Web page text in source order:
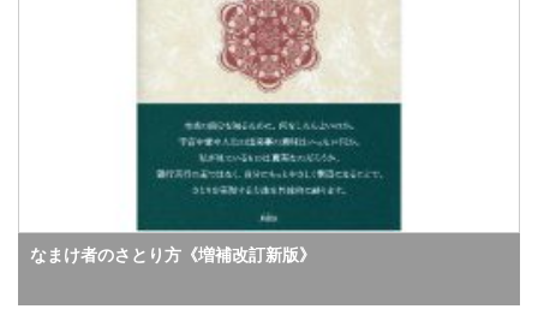
なまけ者のさとり方《増補改訂新版》